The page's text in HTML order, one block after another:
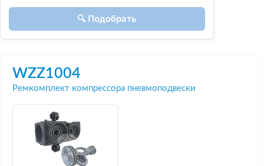
🔍 Подобрать
WZZ1004
Ремкомплект компрессора пневмоподвески